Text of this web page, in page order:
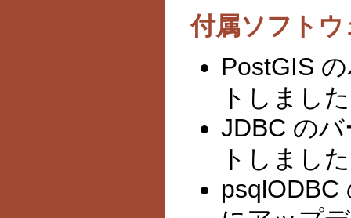
付属ソフトウ
PostGIS
トしまし
JDBC の
トしまし
psqlODBC